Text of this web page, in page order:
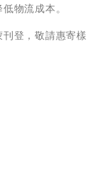
物流成本。
登，敬請惠寄樣